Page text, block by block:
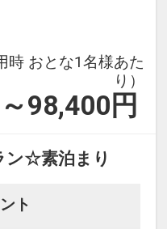
時 おとな1名様あた
り）
98,400 円
ン☆素泊まり
ト